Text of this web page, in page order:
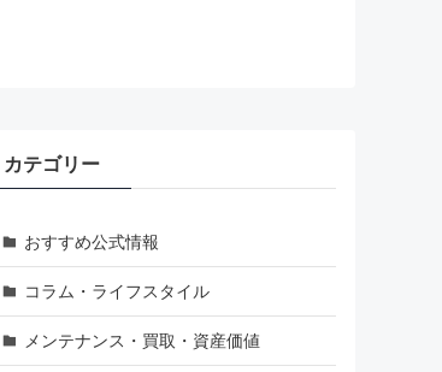
カテゴリー
おすすめ公式情報
コラム・ライフスタイル
メンテナンス・買取・資産価値